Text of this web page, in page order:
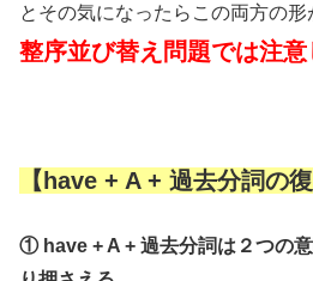
とその気になったらこの両方の形
整序並び替え問題では注意
【have + A + 過去分詞の
① have + A + 過去分詞は２つの